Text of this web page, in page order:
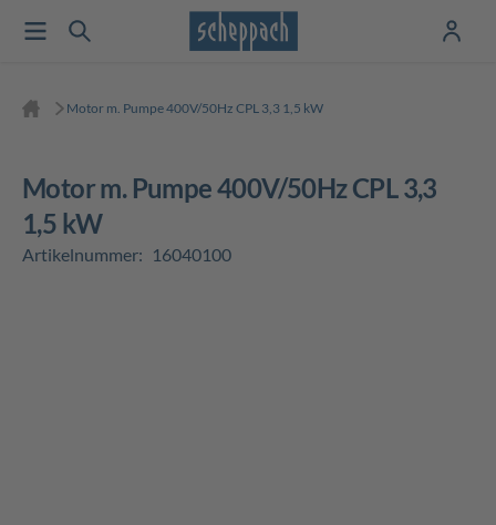
Motor m. Pumpe 400V/50Hz CPL 3,3 1,5 kW
Motor m. Pumpe 400V/50Hz CPL 3,3
1,5 kW
Artikelnummer: 16040100